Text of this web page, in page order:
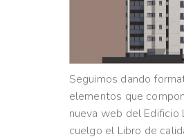
Seguimos dando
elementos que
nueva web del Edificio
cuelgo el Libro de